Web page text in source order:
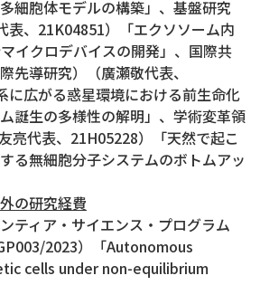
細胞体モデルの構築」、基盤研究
表、21K04851）「エクソソーム内
イクロデバイスの開発」、国際共
先導研究）（廣瀬敬代表、
に広がる惑星環境における前生命化
誕生の多様性の解明」、学術変革領
亮代表、21H05228）「天然で起こ
る無細胞分子システムのボトムアッ
の研究経費
ティア・サイエンス・プログラム
2023）「Autonomous
cells under non-equilibrium